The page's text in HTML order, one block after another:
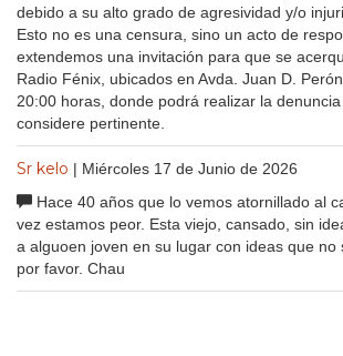
debido a su alto grado de agresividad y/o
Esto no es una censura, sino un acto de
extendemos una invitación para que se
Radio Fénix, ubicados en Avda. Juan D.
20:00 horas, donde podrá realizar la
considere pertinente.
Sr kelo | Miércoles 17 de Junio de 2026
Hace 40 años que lo vemos atornillado al
vez estamos peor. Esta viejo, cansado, sin
a alguoen joven en su lugar con ideas que no
por favor. Chau